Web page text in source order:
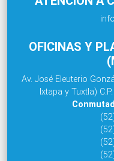
OFICINAS Y
Av. José Eleuterio
Ixtapa y Tuxtla)